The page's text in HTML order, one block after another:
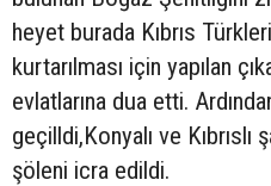
heyet burada Kıbrıs
kurtarılması için yapılan
evlatlarına dua etti.
geçilldi,Konyalı ve Kıbrıslı
şöleni icra edildi.